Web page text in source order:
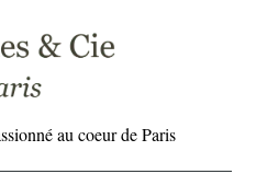
au coeur de Paris